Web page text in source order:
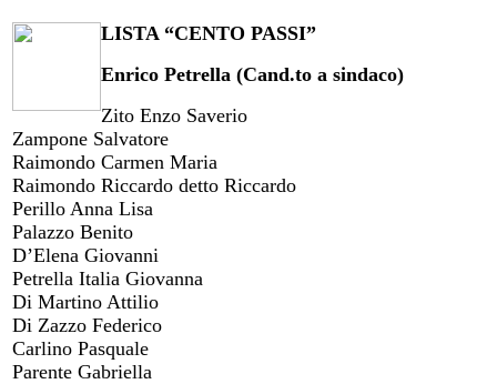
LISTA “CENTO PASSI”
Enrico Petrella (Cand.to a sindaco)
Zito Enzo Saverio
Zampone Salvatore
Raimondo Carmen Maria
Raimondo Riccardo detto Riccardo
Perillo Anna Lisa
Palazzo Benito
D’Elena Giovanni
Petrella Italia Giovanna
Di Martino Attilio
Di Zazzo Federico
Carlino Pasquale
Parente Gabriella